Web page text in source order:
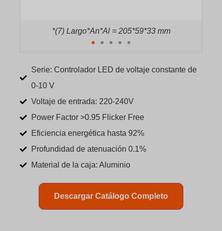
*(7) Largo*An*Al = 205*59*33 mm
Serie: Controlador LED de voltaje constante de
0-10 V
Voltaje de entrada: 220-240V
Power Factor >0.95 Flicker Free
Eficiencia energética hasta 92%
Profundidad de atenuación 0.1%
Material de la caja: Aluminio
Descargar Catálogo Completo